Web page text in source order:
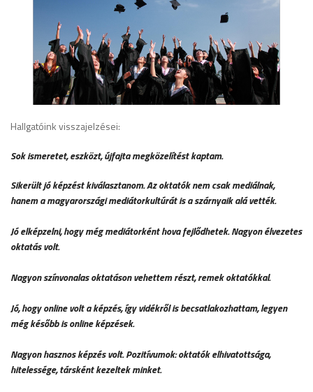
Hallgatóink visszajelzései:
Sok ismeretet, eszközt, újfajta megközelítést kaptam.
Sikerült jó képzést kiválasztanom. Az oktatók nem csak mediálnak,
hanem a magyarországi mediátorkultúrát is a szárnyaik alá vették.
Jó elképzelni, hogy még mediátorként hova fejlődhetek. Nagyon élvezetes
oktatás volt.
Nagyon színvonalas oktatáson vehettem részt, remek oktatókkal.
Jó, hogy online volt a képzés, így vidékről is becsatlakozhattam, legyen
még később is online képzések.
Nagyon hasznos képzés volt. Pozitívumok: oktatók elhivatottsága,
hitelessége, társként kezeltek minket.